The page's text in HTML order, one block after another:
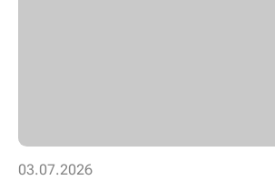
03.07.2026